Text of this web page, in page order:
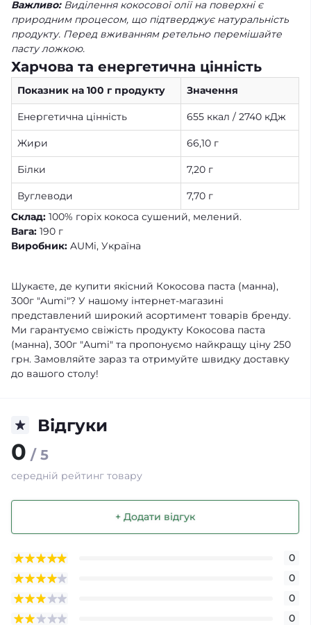
Важливо:Виділення кокосової олії на поверхні є
природним процесом, що підтверджує натуральність
продукту. Перед вживанням ретельно перемішайте
пасту ложкою.
Харчова та енергетична цінність
Показник на 100 г продукту Значення
Енергетична цінність 655 ккал / 2740 кДж
Жири 66,10 г
Білки 7,20 г
Вуглеводи
7,70 г
Склад: 100% горіх кокоса сушений, мелений.
Вага: 190 г
Виробник: AUMi, Україна
Шукаєте, де купити якісний Кокосова паста (манна),
300г "Aumi"? У нашому інтернет-магазині
представлений широкий асортимент товарів бренду.
Ми гарантуємо свіжість продукту Кокосова паста
(манна), 300г "Aumi" та пропонуємо найкращу ціну 250
грн. Замовляйте зараз та отримуйте швидку доставку
до вашого столу!
Відгуки
0 / 5
середній рейтинг товару
+ Додати відгук
0
0
0
0